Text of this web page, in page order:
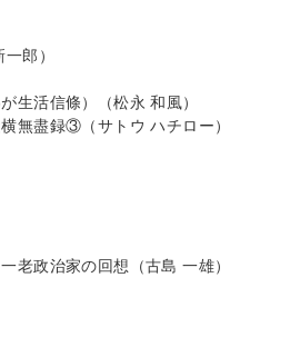
郎）
生活信條）（松永 和風）
無盡録③（サトウ ハチロー）
老政治家の回想（古島 一雄）